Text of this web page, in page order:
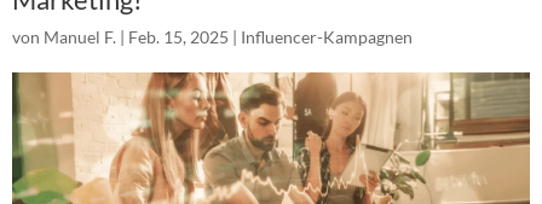
von Manuel F. | Feb. 15, 2025 | Influencer-Kampagnen